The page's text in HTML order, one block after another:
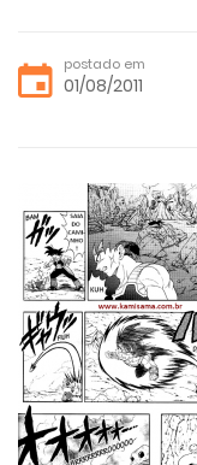
postado em
01/08/2011